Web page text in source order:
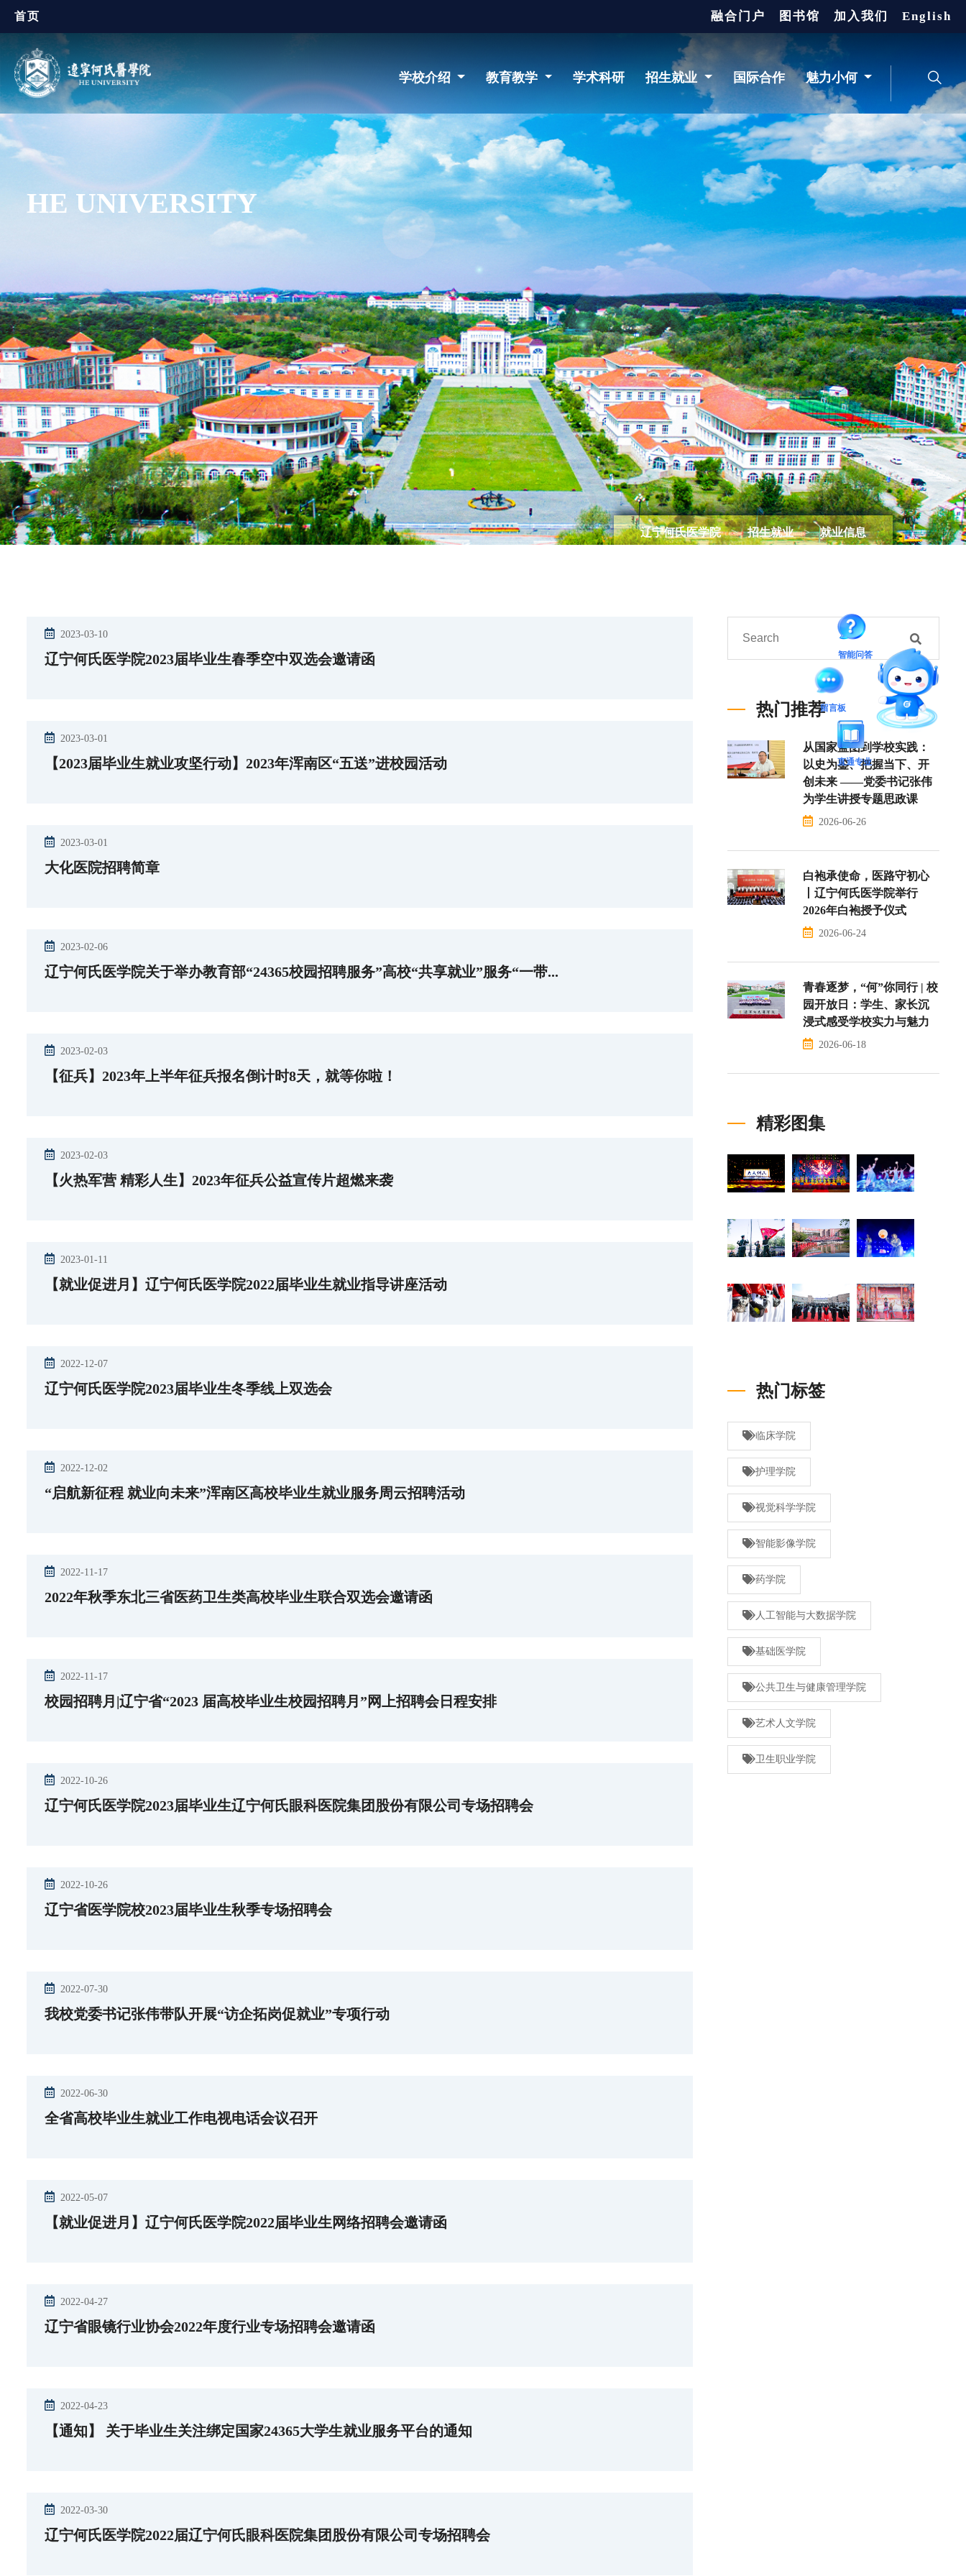
首页 融合门户 图书馆 加入我们 English
学校介绍 教育教学 学术科研 招生就业 国际合作 魅力小何
HE UNIVERSITY
辽宁何氏医学院 > 招生就业 > 就业信息
2023-03-10
辽宁何氏医学院2023届毕业生春季空中双选会邀请函
2023-03-01
【2023届毕业生就业攻坚行动】2023年浑南区“五送”进校园活动
2023-03-01
大化医院招聘简章
2023-02-06
辽宁何氏医学院关于举办教育部“24365校园招聘服务”高校“共享就业”服务“一带...
2023-02-03
【征兵】2023年上半年征兵报名倒计时8天，就等你啦！
2023-02-03
【火热军营 精彩人生】2023年征兵公益宣传片超燃来袭
2023-01-11
【就业促进月】辽宁何氏医学院2022届毕业生就业指导讲座活动
2022-12-07
辽宁何氏医学院2023届毕业生冬季线上双选会
2022-12-02
“启航新征程 就业向未来”浑南区高校毕业生就业服务周云招聘活动
2022-11-17
2022年秋季东北三省医药卫生类高校毕业生联合双选会邀请函
2022-11-17
校园招聘月|辽宁省“2023 届高校毕业生校园招聘月”网上招聘会日程安排
2022-10-26
辽宁何氏医学院2023届毕业生辽宁何氏眼科医院集团股份有限公司专场招聘会
2022-10-26
辽宁省医学院校2023届毕业生秋季专场招聘会
2022-07-30
我校党委书记张伟带队开展“访企拓岗促就业”专项行动
2022-06-30
全省高校毕业生就业工作电视电话会议召开
2022-05-07
【就业促进月】辽宁何氏医学院2022届毕业生网络招聘会邀请函
2022-04-27
辽宁省眼镜行业协会2022年度行业专场招聘会邀请函
2022-04-23
【通知】 关于毕业生关注绑定国家24365大学生就业服务平台的通知
2022-03-30
辽宁何氏医学院2022届辽宁何氏眼科医院集团股份有限公司专场招聘会
热门推荐
从国家蓝图到学校实践：
以史为鉴、把握当下、开
创未来 ——党委书记张伟
为学生讲授专题思政课
2026-06-26
白袍承使命，医路守初心
丨辽宁何氏医学院举行
2026年白袍授予仪式
2026-06-24
青春逐梦，“何”你同行 | 校
园开放日：学生、家长沉
浸式感受学校实力与魅力
2026-06-18
精彩图集
热门标签
临床学院
护理学院
视觉科学学院
智能影像学院
药学院
人工智能与大数据学院
基础医学院
公共卫生与健康管理学院
艺术人文学院
卫生职业学院
智能问答
留言板
直通专业